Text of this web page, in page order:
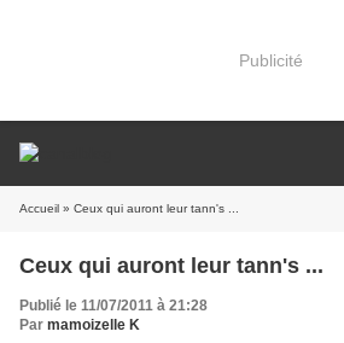
Publicité
Accueil » Ceux qui auront leur tann's ...
Ceux qui auront leur tann's ...
Publié le 11/07/2011 à 21:28
Par mamoizelle K